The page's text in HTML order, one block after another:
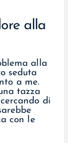
alla
alla
seduta
a me.
tazza
di
con le